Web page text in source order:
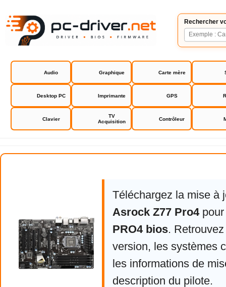
Rechercher
Audio Graphique Carte mère
Desktop PC Imprimante GPS
Clavier
TV
Acquisition
Contrôleur
Asrock Z77 PRO4 bios
Téléchargez la mise à
Asrock Z77 Pro4
PRO4 bios.
version, les systèmes
les informations de
description du pilote.